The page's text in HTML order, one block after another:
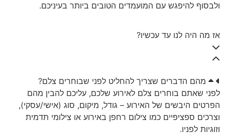
ולבסוף להיפגש עם המועמדים הטובים ביותר בעיניכם.
אז מה היה לנו עד עכשיו?
מהם הדברים שצריך להחליט לפני שבוחרים צלם?
לפני שאתם בוחרים צלם לאירוע שלכם, עליכם להבין מהם
הפרטים היבשים של האירוע – גודל, מיקום, סוג (אישי/עסקי),
וצרכים ספציפיים כמו צילום רחפן באירוע או צילומי תדמית
וזוגיות לפניו.